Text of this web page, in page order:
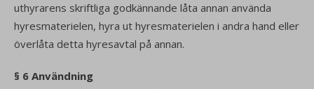
uthyrarens skriftliga godkännande låta annan använda
hyresmaterielen, hyra ut hyresmaterielen i andra hand eller
överlåta detta hyresavtal på annan.
§ 6 Användning